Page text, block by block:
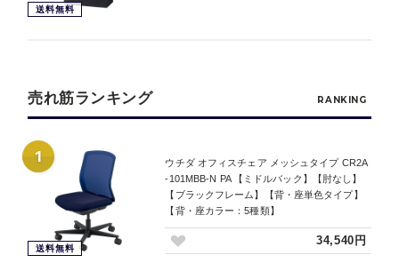
送料無料
売れ筋ランキング RANKING
1
送料無料
ウチダ オフィスチェア メッシュタイプ CR2A
-101MBB-N PA 【ミドルバック】【肘なし】
【ブラックフレーム】【背・座単色タイプ】
【背・座カラー：5種類】
34,540円